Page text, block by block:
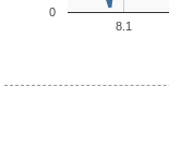
8.1
0